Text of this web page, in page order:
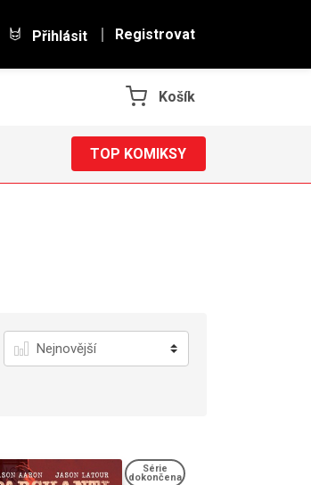
Přihlásit Registrovat
Košík
TOP KOMIKSY
Řadit
Série
dokončena